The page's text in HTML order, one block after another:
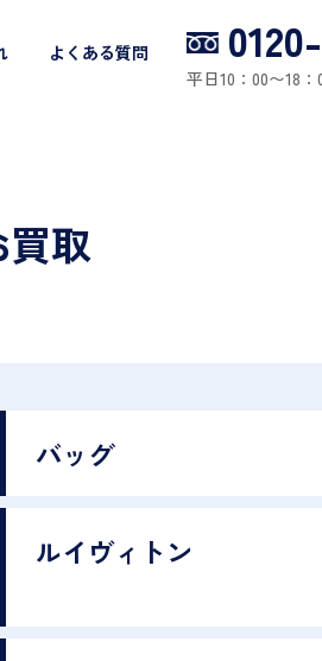
よくある質問
平日10：00〜18
取
バッグ
ルイヴィトン